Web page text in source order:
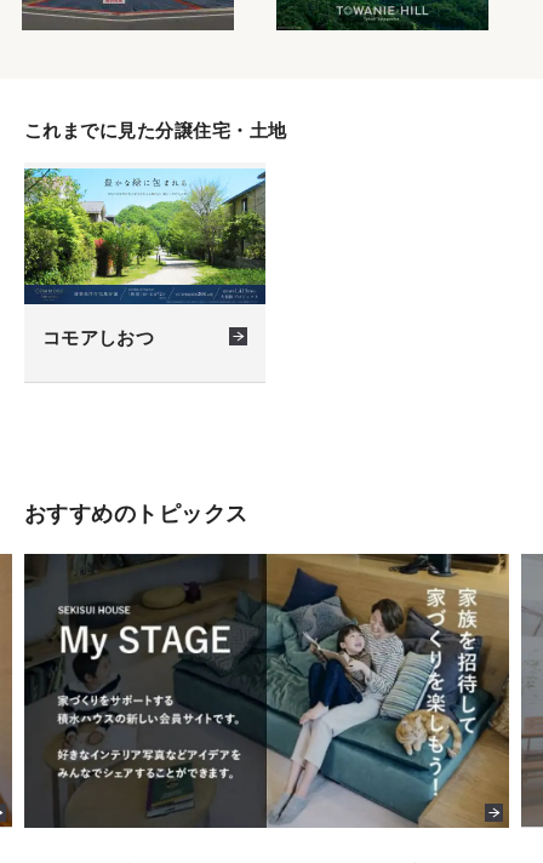
これまでに見た分譲住宅・土地
コモアしおつ
おすすめのトピックス